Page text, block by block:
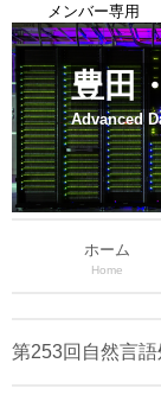
メンバー専用
豊田
Advanced
ホーム
Home
第253回自然言